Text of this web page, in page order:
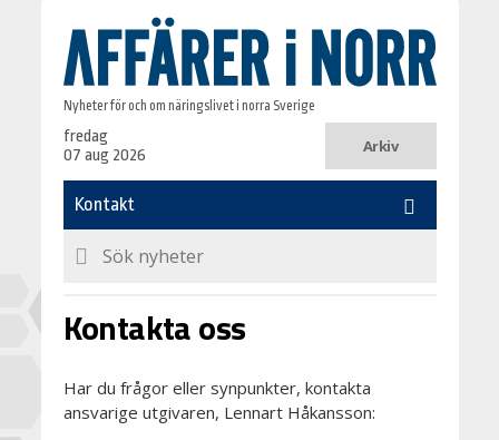
Nyheter för och om näringslivet i norra Sverige
fredag
07 aug 2026
Arkiv
Kontakta oss
Har du frågor eller synpunkter, kontakta
ansvarige utgivaren, Lennart Håkansson: